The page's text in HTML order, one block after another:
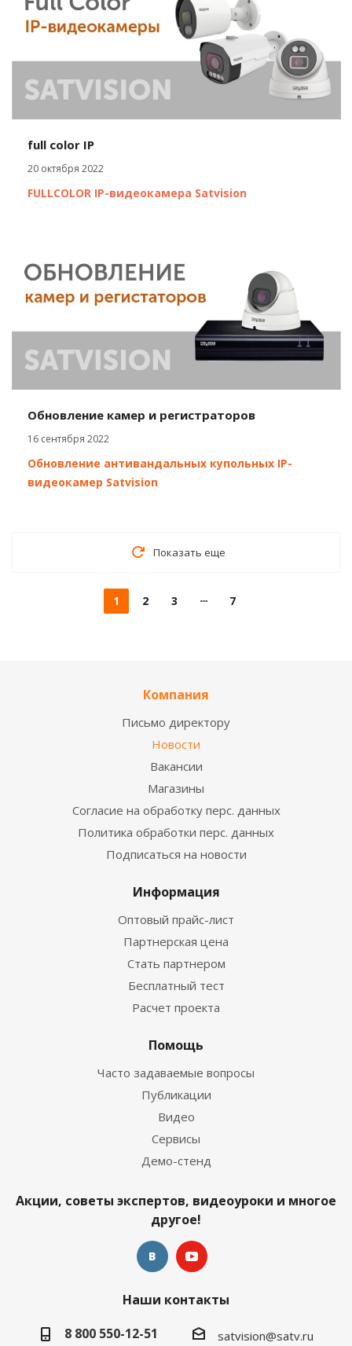
full color IP
20 октября 2022
FULLCOLOR IP-видеокамера Satvision
Обновление камер и регистраторов
16 сентября 2022
Обновление антивандальных купольных IP-
видеокамер Satvision
Показать еще
1 2 3 7
Компания
Письмо директору
Новости
Вакансии
Магазины
Согласие на обработку перс. данных
Политика обработки перс. данных
Подписаться на новости
Информация
Оптовый прайс-лист
Партнерская цена
Стать партнером
Бесплатный тест
Расчет проекта
Помощь
Часто задаваемые вопросы
Публикации
Видео
Сервисы
Демо-стенд
Акции, советы экспертов, видеоуроки и многое
другое!
Наши контакты
8 800 550-12-51
satvision@satv.ru